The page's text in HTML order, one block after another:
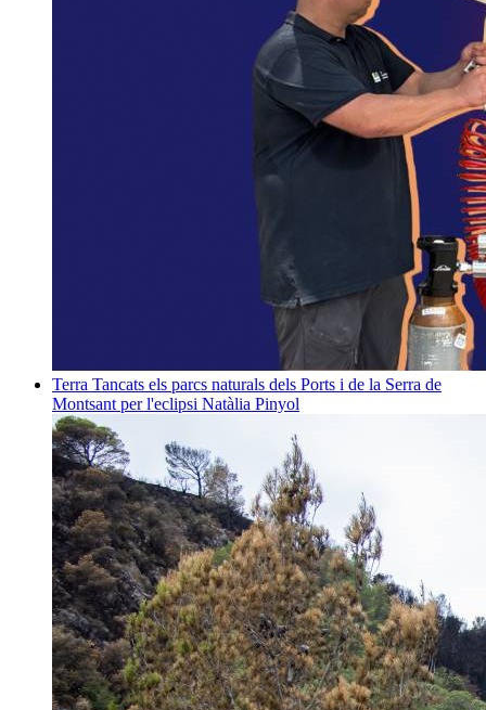
Terra Tancats els parcs naturals dels Ports i de la Serra de
Montsant per l'eclipsi Natàlia Pinyol